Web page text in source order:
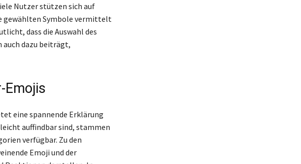
Nutzer stützen sich auf
gewählten Symbole vermittelt
dass die Auswahl des
auch dazu beiträgt,
Emojis
eine spannende Erklärung
auffindbar sind, stammen
verfügbar. Zu den
Emoji und der